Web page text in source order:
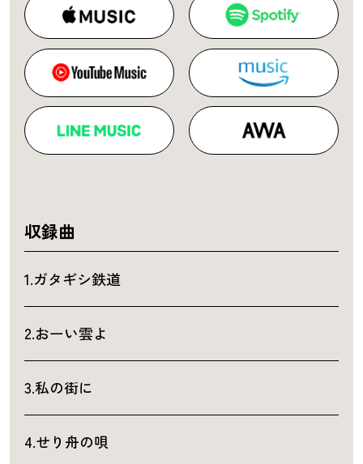
収録曲
1.ガタギシ鉄道
2.おーい雲よ
3.私の街に
4.せり舟の唄